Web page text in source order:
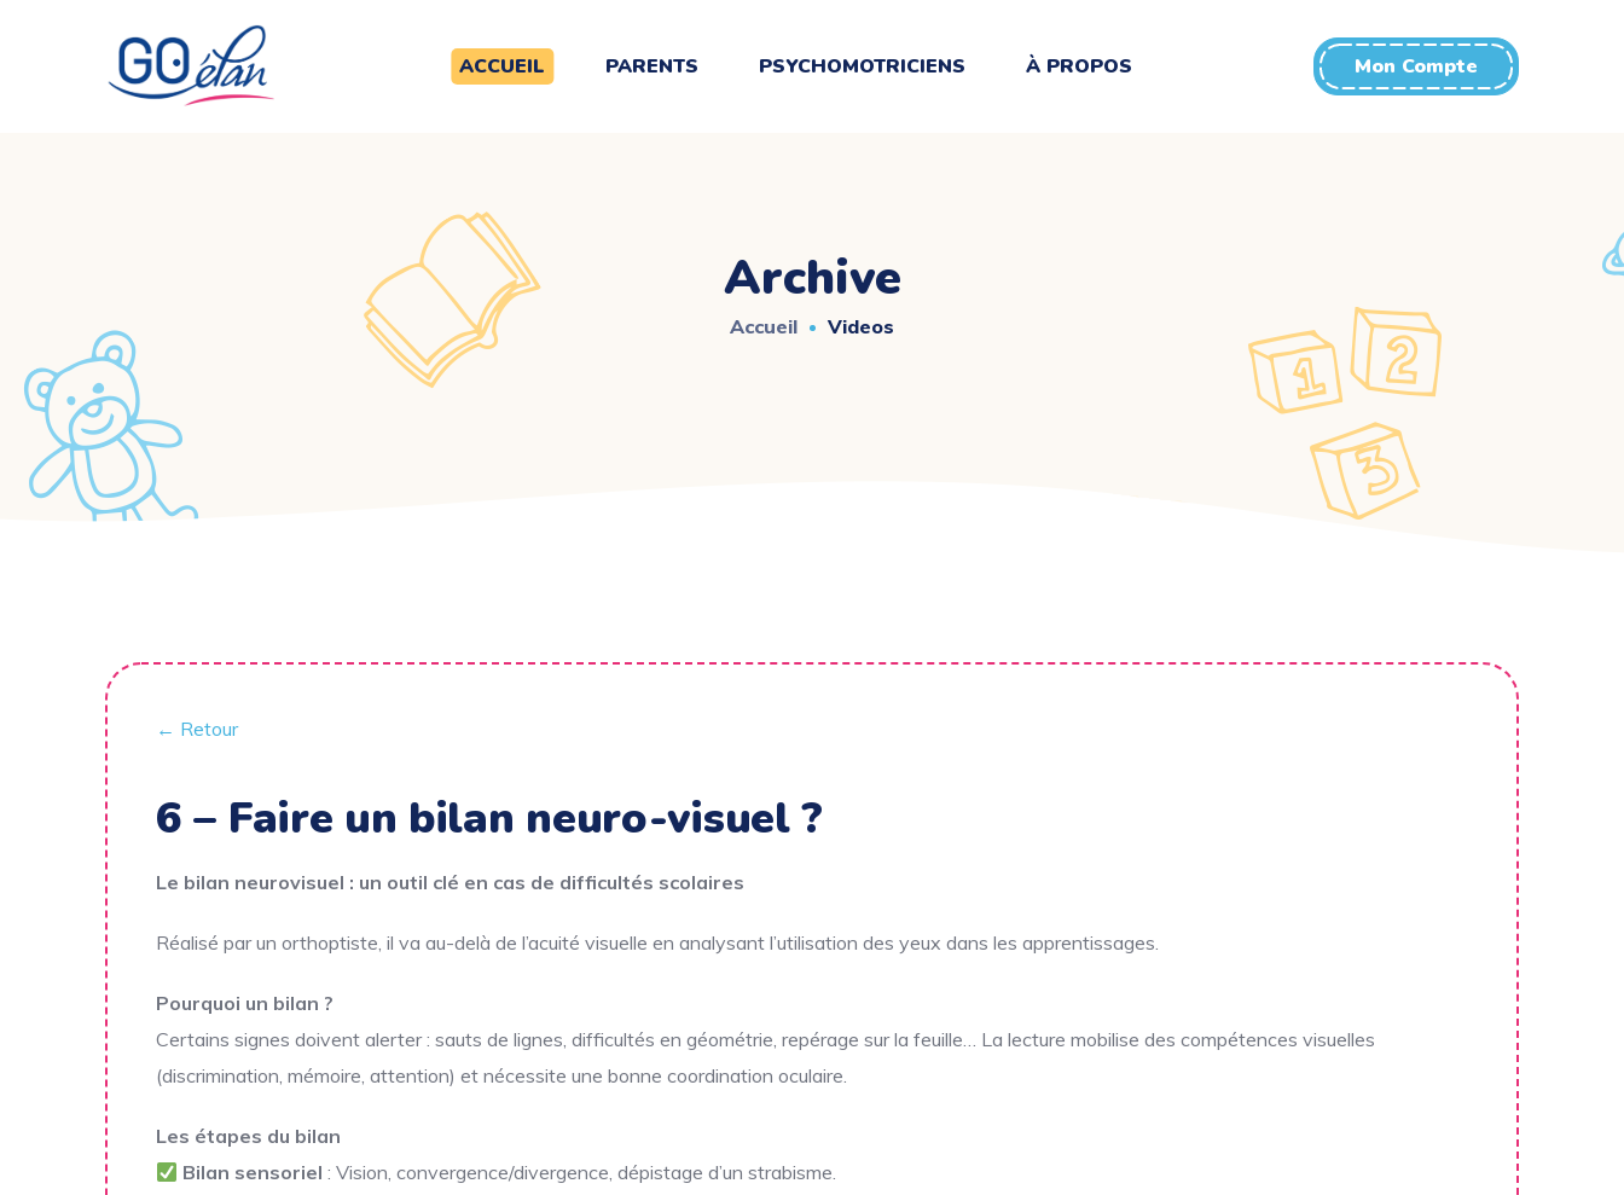
ACCUEIL PARENTS PSYCHOMOTRICIENS À PROPOS Mon Compte
Archive
Accueil Videos
← Retour
6 – Faire un bilan neuro-visuel ?
Le bilan neurovisuel : un outil clé en cas de difficultés scolaires
Réalisé par un orthoptiste, il va au-delà de l’acuité visuelle en analysant l’utilisation des yeux dans les apprentissages.
Pourquoi un bilan ?
Certains signes doivent alerter : sauts de lignes, difficultés en géométrie, repérage sur la feuille… La lecture mobilise des compétences visuelles
(discrimination, mémoire, attention) et nécessite une bonne coordination oculaire.
Les étapes du bilan
Bilan sensoriel : Vision, convergence/divergence, dépistage d’un strabisme.